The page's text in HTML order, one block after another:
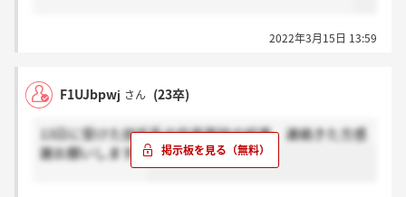
2022年3月15日 13:59
F1UJbpwj さん (23卒)
13日に受けた技術系の役員面談の結果、連絡きた方感
謝お願いします。